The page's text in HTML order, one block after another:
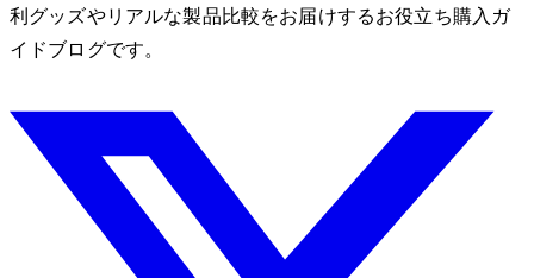
利グッズやリアルな製品比較をお届けするお役立ち購入ガ
イドブログです。